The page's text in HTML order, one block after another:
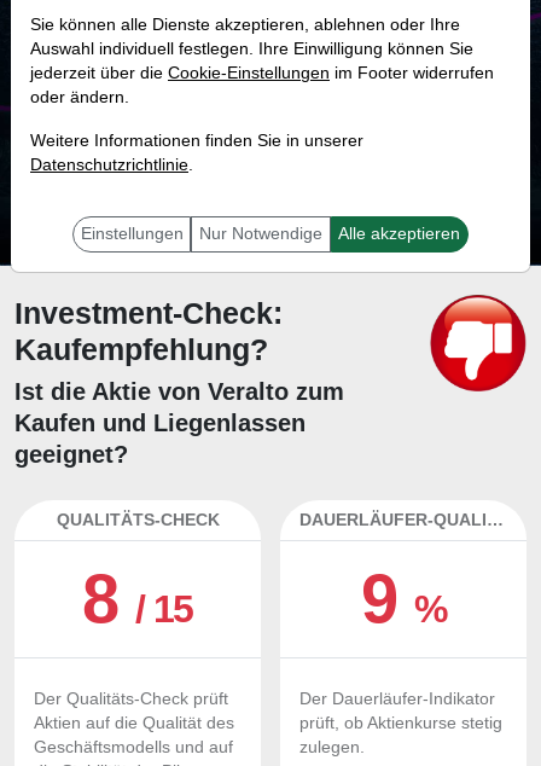
MONKEY-TRADER INDIKATOR
16.2 %
Mit 16.2 % Wahrscheinlichkeit wird selbst der unglücklichst agierende Trader
Investment-Check:
Kaufempfehlung?
Ist die Aktie von Veralto zum
Kaufen und Liegenlassen
geeignet?
QUALITÄTS-CHECK
8/ 15
Der Qualitäts-Check prüft
Aktien auf die Qualität des
Geschäftsmodells und auf
DAUERLÄUFER-QUALITÄTEN
9 %
Der Dauerläufer-Indikator
prüft, ob Aktienkurse stetig
zulegen.
Sie können alle Dienste akzeptieren, ablehnen oder Ihre
Auswahl individuell festlegen. Ihre Einwilligung können Sie
jederzeit über die Cookie-Einstellungen im Footer widerrufen
oder ändern.
Weitere Informationen finden Sie in unserer
Datenschutzrichtlinie.
Einstellungen Nur Notwendige Alle akzeptieren